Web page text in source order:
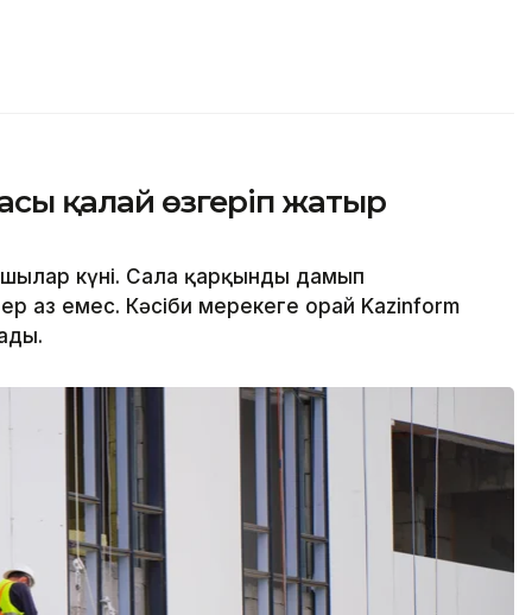
қалай өзгеріп жатыр
күні. Сала қарқынды дамып
аз емес. Кәсіби мерекеге орай Kazinform